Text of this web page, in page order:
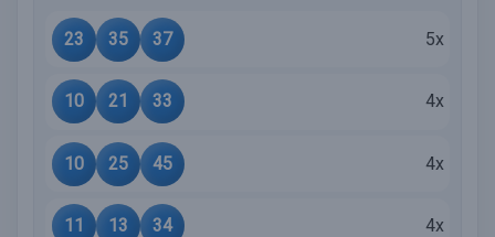
23 35 37 5x
10 21 33 4x
10 25 45 4x
11 13 34 4x